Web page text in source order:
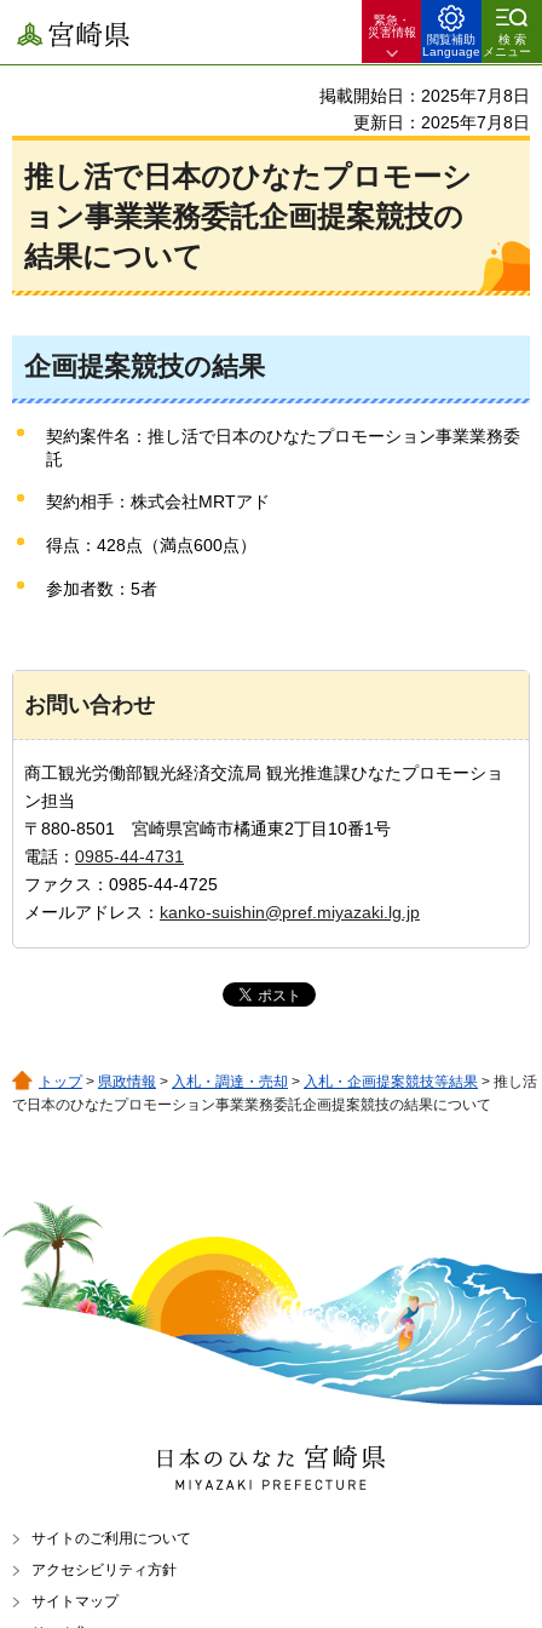
宮崎県
緊急・
災害情報
閲覧補助
Language
検索
メニュー
掲載開始日：2025年7月8日
更新日：2025年7月8日
推し活で日本のひなたプロモーシ
ョン事業業務委託企画提案競技の
結果について
企画提案競技の結果
契約案件名：推し活で日本のひなたプロモーション事業業務委
託
契約相手：株式会社MRTアド
得点：428点（満点600点）
参加者数：5者
お問い合わせ
商工観光労働部観光経済交流局 観光推進課ひなたプロモーショ
ン担当
〒880-8501 宮崎県宮崎市橘通東2丁目10番1号
電話： 0985-44-4731
ファクス：0985-44-4725
メールアドレス： kanko-suishin@pref.miyazaki.lg.jp
トップ> 県政情報 > 入札・調達・売却 > 入札・企画提案競技等結果 > 推し活
で日本のひなたプロモーション事業業務委託企画提案競技の結果について
日本のひなた 宮崎県
MIYAZAKI PREFECTURE
サイトのご利用について
アクセシビリティ方針
サイトマップ